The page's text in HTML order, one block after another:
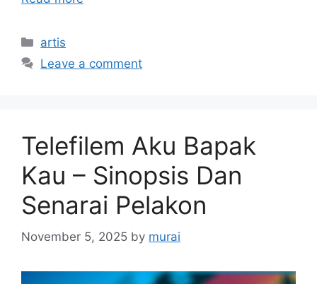
Categories
artis
Leave a comment
Telefilem Aku Bapak
Kau – Sinopsis Dan
Senarai Pelakon
November 5, 2025 by murai